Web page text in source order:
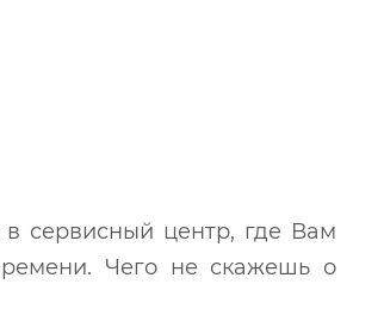
сервисный центр, где Вам
Чего не скажешь о